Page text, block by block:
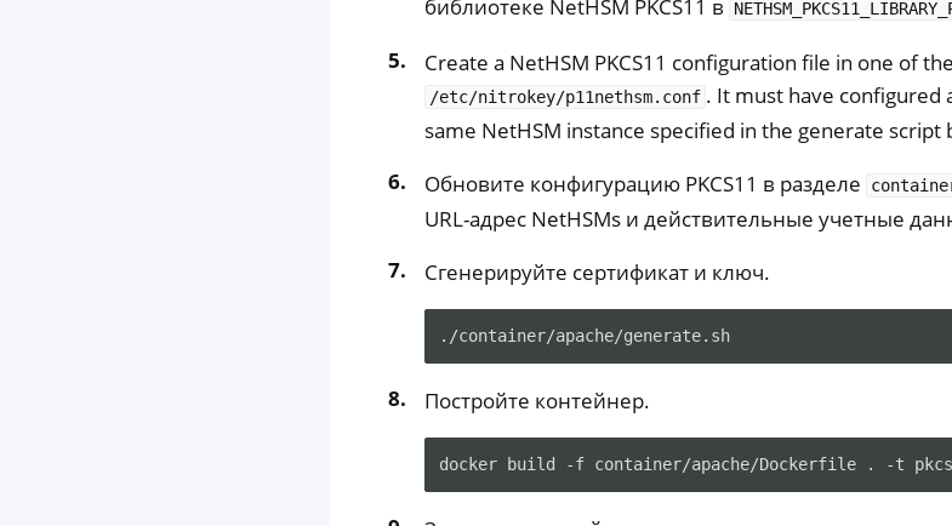
библиотеке NetHSM PKCS11 в
Create a NetHSM PKCS11 configuration file in one of the
/etc/nitrokey/p11nethsm.conf . It must have configured
same NetHSM instance specified in the generate script
Обновите конфигурацию PKCS11 в разделе
URL-адрес NetHSMs и действительные учетные
Сгенерируйте сертификат и ключ.
Постройте контейнер.
docker build -f container/apache/Dockerfile . -t